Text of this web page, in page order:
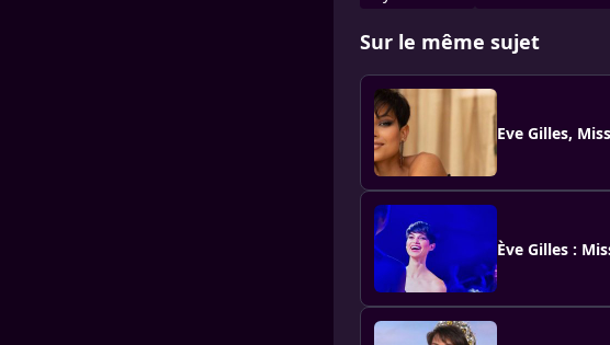
Sur le même sujet
Eve Gilles,
Ève Gilles :